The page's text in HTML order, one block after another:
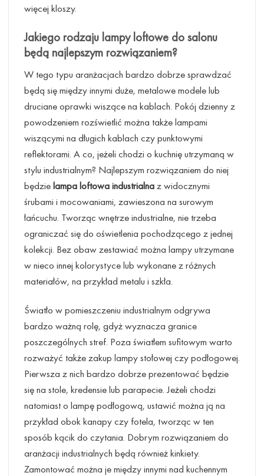
więcej kloszy.
Jakiego rodzaju lampy loftowe do salonu
będą najlepszym rozwiązaniem?
W tego typu aranżacjach bardzo dobrze sprawdzać
będą się między innymi duże, metalowe modele lub
druciane oprawki wiszące na kablach. Pokój dzienny z
powodzeniem rozświetlić można także lampami
wiszącymi na długich kablach czy punktowymi
reflektorami. A co, jeżeli chodzi o kuchnię utrzymaną w
stylu industrialnym? Najlepszym rozwiązaniem do niej
będzielampa loftowa industrialnaz widocznymi
śrubami i mocowaniami, zawieszona na surowym
łańcuchu. Tworząc wnętrze industrialne, nie trzeba
ograniczać się do oświetlenia pochodzącego z jednej
kolekcji. Bez obaw zestawiać można lampy utrzymane
w nieco innej kolorystyce lub wykonane z różnych
materiałów, na przykład metalu i szkła.
Światło w pomieszczeniu industrialnym odgrywa
bardzo ważną rolę, gdyż wyznacza granice
poszczególnych stref. Poza światłem sufitowym warto
rozważyć także zakup lampy stołowej czy podłogowej.
Pierwsza z nich bardzo dobrze prezentować będzie
się na stole, kredensie lub parapecie. Jeżeli chodzi
natomiast o lampę podłogową, ustawić można ją na
przykład obok kanapy czy fotela, tworząc w ten
sposób kącik do czytania. Dobrym rozwiązaniem do
aranżacji industrialnych będą również kinkiety.
Zamontować można je między innymi nad kuchennym